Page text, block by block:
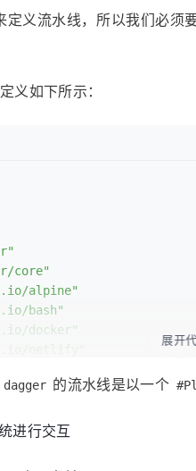
定义流水线，所以我们必须
义如下所示：
core"
alpine"
bash"
docker"
"/src/node_modules"
"cache"
展开
dagger 的流水线是以一个
进行交互